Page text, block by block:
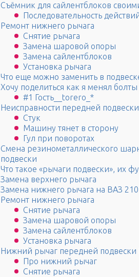
Съёмник для сайлентблоков
Последовательность
Ремонт нижнего рычага
Снятие рычага
Замена шаровой опоры
Замена сайлентблоков
Установка рычага
Что еще можно заменить в
Хочу поделиться как я менял
#1 Гость__torero_*
Неисправности передней подвески
Стук
Машину тянет в сторону
Гул при поворотах
Смена резинометаллического
подвески
Что такое «рычаги подвески», их
Замена верхнего рычага
Замена нижнего рычага на ВАЗ
Ремонт нижнего рычага
Снятие рычага
Замена шаровой опоры
Замена сайлентблоков
Установка рычага
Нижний рычаг передней подвески
Про нижний рычаг
Снятие рычага